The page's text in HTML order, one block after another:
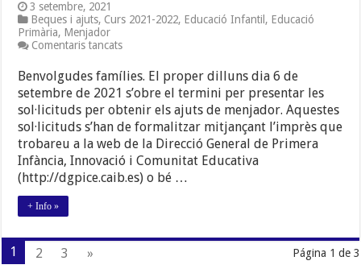
3 setembre, 2021
Beques i ajuts, Curs 2021-2022, Educació Infantil , Educació
Primària, Menjador
Comentaris tancatsa
DE
MENJADOR.
CURS
2021-
2022.
Benvolgudes famílies. El proper dilluns dia 6 de
setembre de 2021 s’obre el termini per presentar les
sol·licituds per obtenir els ajuts de menjador. Aquestes
sol·licituds s’han de formalitzar mitjançant l’imprès que
trobareu a la web de la Direcció General de Primera
Infància, Innovació i Comunitat Educativa
(http://dgpice.caib.es) o bé …
+ Info »
Página 1 de 3
1 2 3 »